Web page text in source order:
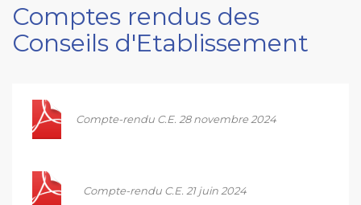
Comptes rendus des
Conseils d'Etablissement
Compte-rendu C.E. 28 novembre 2024
Compte-rendu C.E. 21 juin 2024